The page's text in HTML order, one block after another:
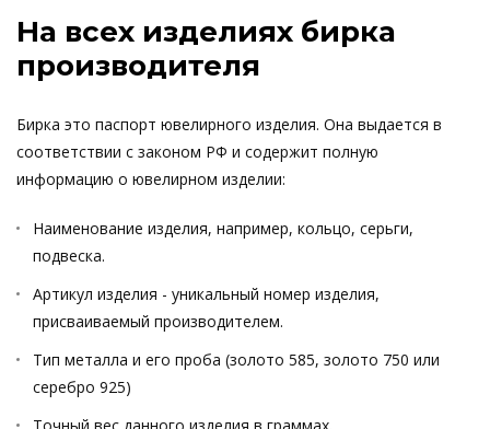
На всех изделиях бирка
производителя
Бирка это паспорт ювелирного изделия. Она выдается в
соответствии с законом РФ и содержит полную
информацию о ювелирном изделии:
Наименование изделия, например, кольцо, серьги,
подвеска.
Артикул изделия - уникальный номер изделия,
присваиваемый производителем.
Тип металла и его проба (золото 585, золото 750 или
серебро 925)